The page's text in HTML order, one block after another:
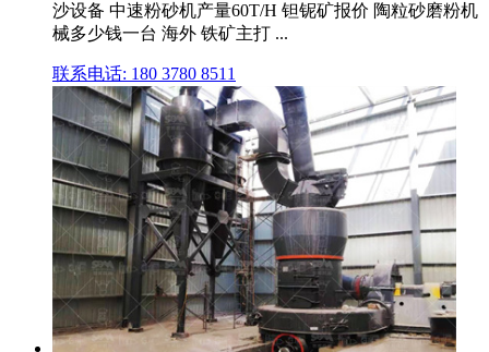
沙设备 中速粉砂机产量60T/H 钽铌矿报价 陶粒砂磨粉机
械多少钱一台 海外 铁矿主打 ...
联系电话: 180 3780 8511